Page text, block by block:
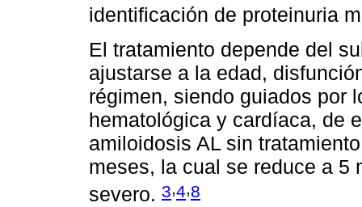
identificación de proteinuria
El tratamiento depende del
ajustarse a la edad,
régimen, siendo guiados por
hematológica y cardíaca, de
amiloidosis AL sin
meses, la cual se reduce a 5
severo. 3,4,8